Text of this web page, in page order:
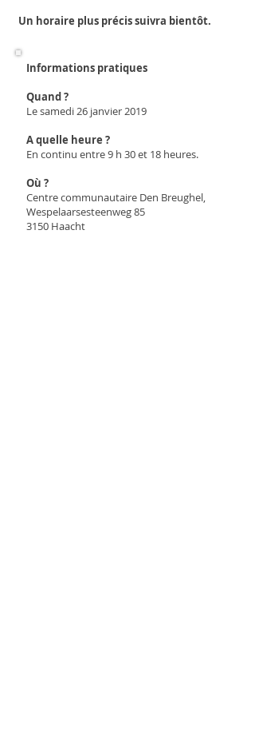
Un horaire plus précis suivra bientôt.
Informations pratiques
Quand ?
Le samedi 26 janvier 2019
A quelle heure ?
En continu entre 9 h 30 et 18 heures.
Où ?
Centre communautaire Den Breughel,
Wespelaarsesteenweg 85
3150 Haacht